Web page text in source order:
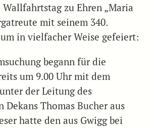
zu Ehren „Maria
mit seinem 340.
in vielfacher Weise gefeiert:
begann für die
um 9.00 Uhr mit dem
der Leitung des
Thomas Bucher aus
hatte den aus Gwigg bei